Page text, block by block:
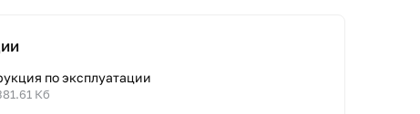
по эксплуатации
Кб